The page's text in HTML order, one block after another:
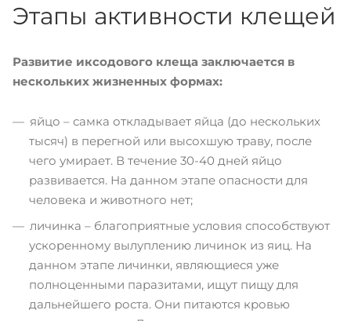
Этапы активности клещей
Развитие иксодового клеща заключается в
нескольких жизненных формах:
яйцо – самка откладывает яйца (до нескольких
тысяч) в перегной или высохшую траву, после
чего умирает. В течение 30-40 дней яйцо
развивается. На данном этапе опасности для
человека и животного нет;
личинка – благоприятные условия способствуют
ускоренному вылуплению личинок из яиц. На
данном этапе личинки, являющиеся уже
полноценными паразитами, ищут пищу для
дальнейшего роста. Они питаются кровью